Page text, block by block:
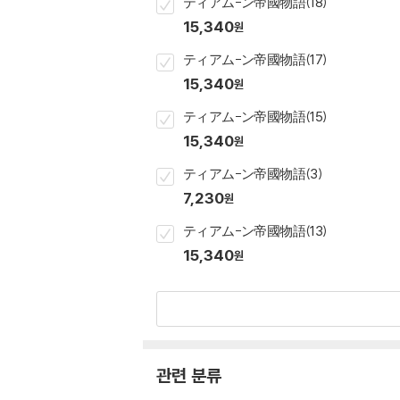
15,340원
ティアム-ン帝國物語(17)
15,340원
ティアム-ン帝國物語(15)
15,340원
ティアム-ン帝國物語(3)
7,230원
ティアム-ン帝國物語(13)
15,340원
관련 분류